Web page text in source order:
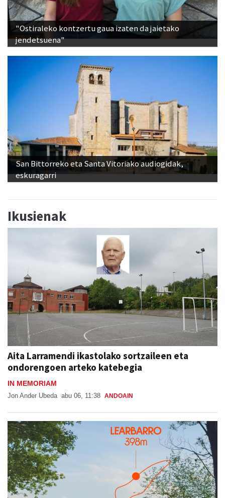
"Ostiraleko kontzertu gaua izaten da jaietako
jendetsuena"
San Bittorreko eta Santa Vitoriako audiogidak,
eskuragarri
Aita Larramendi ikastolako sortzaileen eta
ondorengoen arteko katebegia
IN MEMORIAM
Jon Ander Ubeda ANDOAIN